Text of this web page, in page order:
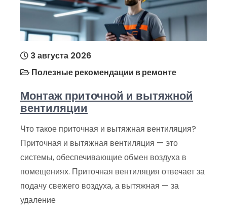
3 августа 2026
Полезные рекомендации в ремонте
Монтаж приточной и вытяжной
вентиляции
Что такое приточная и вытяжная вентиляция?
Приточная и вытяжная вентиляция — это
системы, обеспечивающие обмен воздуха в
помещениях. Приточная вентиляция отвечает за
подачу свежего воздуха, а вытяжная — за
удаление